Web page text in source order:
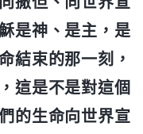
是神、是主，是
結束的那一刻，
這是不是對這個
的生命向世界宣